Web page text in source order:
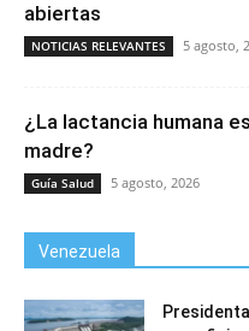
abiertas
NOTICIAS RELEVANTES 5 agosto,
¿La lactancia humana
madre?
Guía Salud 5 agosto, 2026
Venezuela